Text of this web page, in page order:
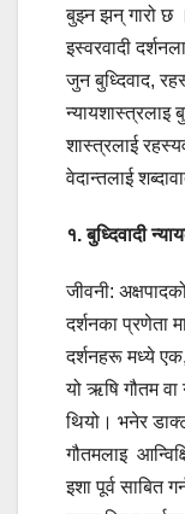
बुझ्न झन् गारो छ
इस्वरवादी
जुन बुध्दिवाद,
न्यायशास्त्रलाइ
शास्त्रलाई
वेदान्तलाई
१. बुध्दिवादी
जीवनी:
दर्शनका प्रणेता
दर्शनहरू मध्ये
यो ऋषि गौतम वा
थियो। भनेर
गौतमलाइ
इशा पूर्व साबित